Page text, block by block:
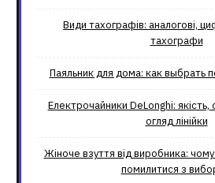
Види тахографів: аналогові,
тахографи
Паяльник для дома: как выбрать
Електрочайники DeLonghi: якість,
огляд лінійки
Жіноче взуття від виробника: чому
помилитися з